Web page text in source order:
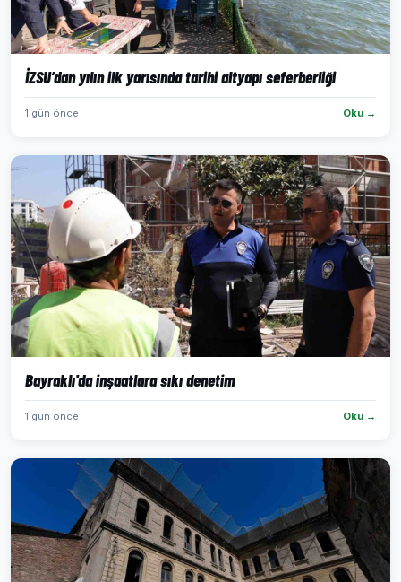
İZSU’dan yılın ilk yarısında tarihi altyapı seferberliği
1 gün önce Oku →
Bayraklı'da inşaatlara sıkı denetim
1 gün önce Oku →